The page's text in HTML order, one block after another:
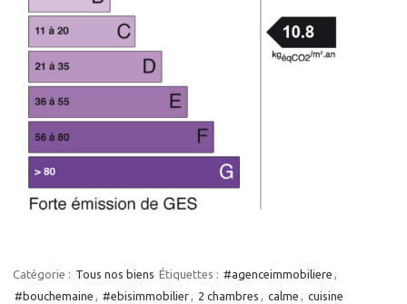
Catégorie : Tous nos biens Étiquettes : #agenceimmobiliere
#bouchemaine
#ebisimmobilier 2 chambres calme
cuisine